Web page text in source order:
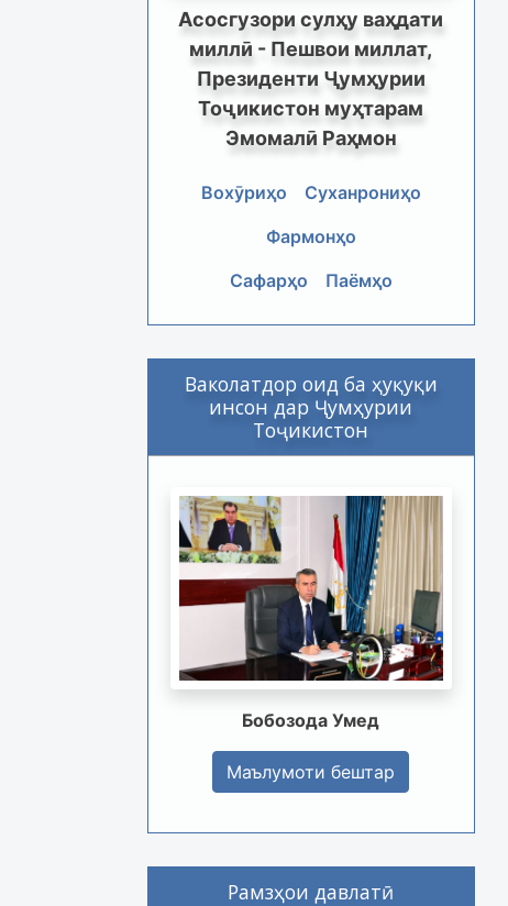
Асосгузори сулҳу ваҳдати
миллӣ - Пешвои миллат,
Президенти Ҷумҳурии
Тоҷикистон муҳтарам
Эмомалӣ Раҳмон
Вохӯриҳо
Суханрониҳо
Фармонҳо
Сафарҳо
Паёмҳо
Ваколатдор оид ба ҳуқуқи
инсон дар Ҷумҳурии
Тоҷикистон
Бобозода Умед
Маълумоти бештар
Рамзҳои давлатӣ